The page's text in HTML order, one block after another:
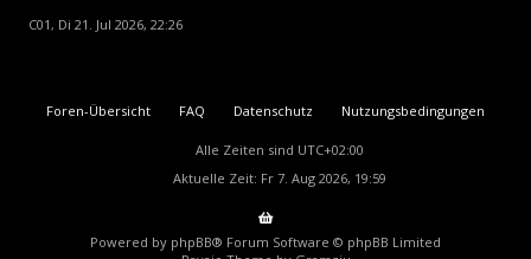
C01, Di 21. Jul 2026, 22:26
Foren-Übersicht FAQ Datenschutz Nutzungsbedingungen
Alle Zeiten sind UTC+02:00
Aktuelle Zeit: Fr 7. Aug 2026, 19:59
Powered by phpBB® Forum Software © phpBB Limited